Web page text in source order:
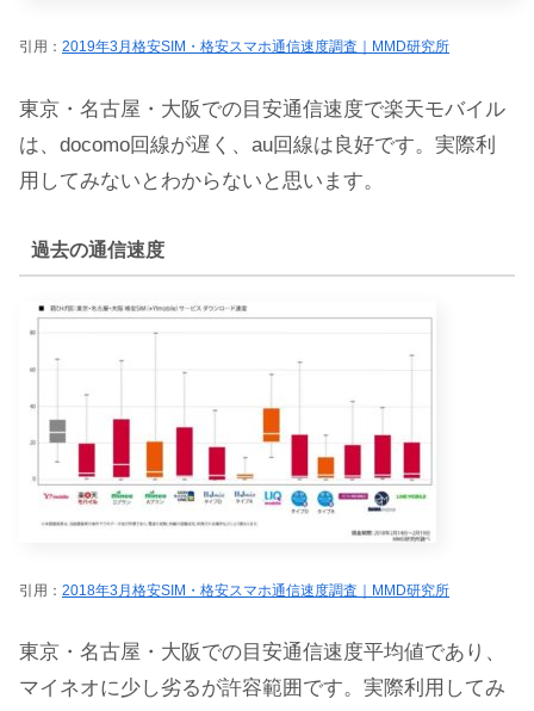
引用： 2019年3月格安SIM・格安スマホ通信速度調査｜MMD研究所
東京・名古屋・大阪での目安通信速度で楽天モバイル
は、docomo回線が遅く、au回線は良好です。実際利
用してみないとわからないと思います。
過去の通信速度
引用： 2018年3月格安SIM・格安スマホ通信速度調査｜MMD研究所
東京・名古屋・大阪での目安通信速度平均値であり、
マイネオに少し劣るが許容範囲です。実際利用してみ